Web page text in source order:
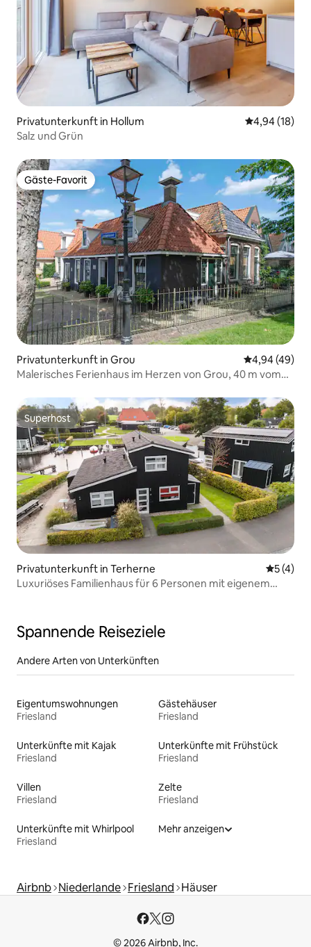
Privatunterkunft in Hollum
4,94 (18)
Salz und Grün
Gäste-Favorit
Gäste-Favorit
Privatunterkunft in Grou
4,94 (49)
Malerisches Ferienhaus im Herzen von Grou, 40 m vom
Superhost
Superhost
Privatunterkunft in Terherne
5 (4)
Luxuriöses Familienhaus für 6 Personen mit eigenem
Spannende Reiseziele
Andere Arten von Unterkünften
Eigentumswohnungen
Friesland
Gästehäuser
Friesland
Unterkünfte mit Kajak
Friesland
Unterkünfte mit Frühstück
Friesland
Villen
Friesland
Zelte
Friesland
Unterkünfte mit Whirlpool
Friesland
Mehr anzeigen
Airbnb Niederlande Friesland Häuser
© 2026 Airbnb, Inc.